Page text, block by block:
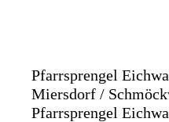
Pfarrsprengel
Miersdorf /
Pfarrsprengel